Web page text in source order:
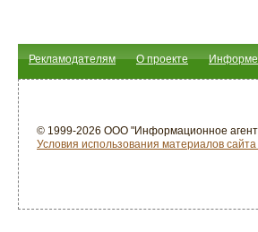
Рекламодателям О проекте
© 1999-2026 ООО "Информационное
Условия использования материалов